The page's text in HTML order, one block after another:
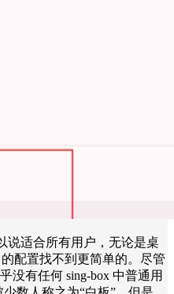
说适合所有用户，无论是桌
配置找不到更简单的。尽管
没有任何 sing-box 中普通用